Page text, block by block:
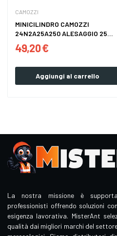
CAMOZZI
MINICILINDRO CAMOZZI
24N2A25A250 ALESAGGIO 25...
49,20 €
Aggiungi al carrello
La nostra missione è
professionisti offrendo soluzioni
esigenza lavorativa. MisterAnt
qualità dai migliori marchi del